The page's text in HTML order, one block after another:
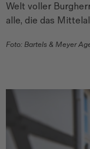
Welt voller
alle, die das
Foto: Bartels & Meyer